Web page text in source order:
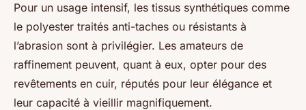
Pour un usage intensif, les tissus synthétiques comme
le polyester traités anti-taches ou résistants à
l’abrasion sont à privilégier. Les amateurs de
raffinement peuvent, quant à eux, opter pour des
revêtements en cuir, réputés pour leur élégance et
leur capacité à vieillir magnifiquement.